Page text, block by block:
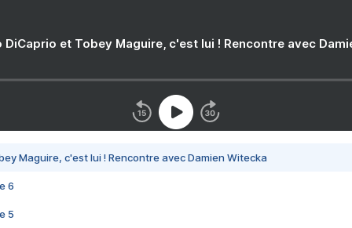
DiCaprio et Tobey Maguire, c'est lui ! Rencontre avec
Maguire, c'est lui ! Rencontre avec Damien Witecka
6
5